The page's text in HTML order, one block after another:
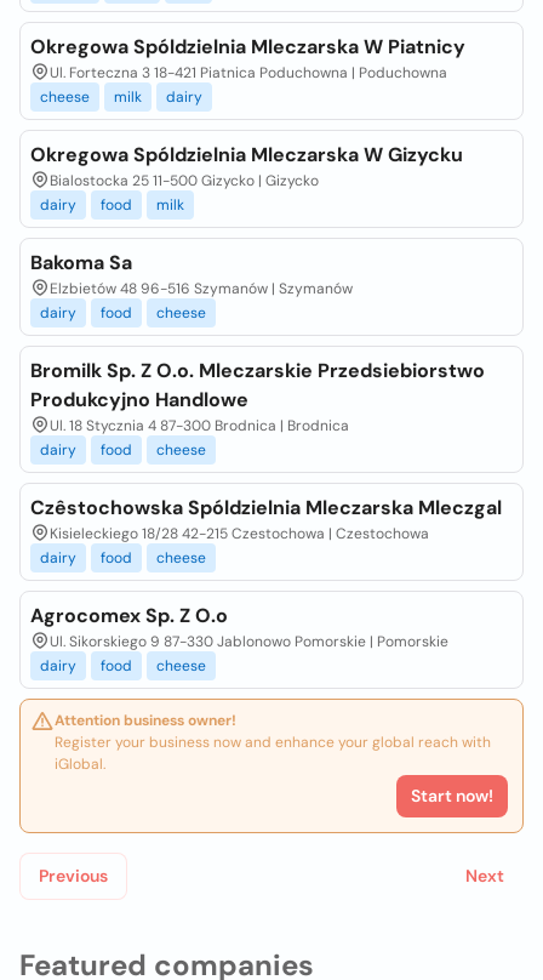
Featured companies
Okregowa Spóldzielnia Mleczarska W Piatnicy
Ul. Forteczna 3 18-421 Piatnica Poduchowna | Poduchowna
cheese
milk dairy
Okregowa Spóldzielnia Mleczarska W Gizycku
Bialostocka 25 11-500 Gizycko | Gizycko
dairy
food milk
Bakoma Sa
Elzbietów 48 96-516 Szymanów | Szymanów
dairy
food cheese
Bromilk Sp. Z O.o. Mleczarskie Przedsiebiorstwo
Produkcyjno Handlowe
Ul. 18 Stycznia 4 87-300 Brodnica | Brodnica
dairy
food cheese
Czêstochowska Spóldzielnia Mleczarska Mleczgal
Kisieleckiego 18/28 42-215 Czestochowa | Czestochowa
dairy
food cheese
Agrocomex Sp. Z O.o
Ul. Sikorskiego 9 87-330 Jablonowo Pomorskie | Pomorskie
dairy
food cheese
Attention business owner!
Register your business now and enhance your global reach with
iGlobal.
Start now!
Previous Next